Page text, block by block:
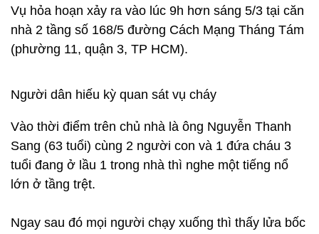
Vụ hỏa hoạn xảy ra vào lúc 9h hơn sáng 5/3 tại căn
nhà 2 tầng số 168/5 đường Cách Mạng Tháng Tám
(phường 11, quận 3, TP HCM).
Người dân hiếu kỳ quan sát vụ cháy
Vào thời điểm trên chủ nhà là ông Nguyễn Thanh
Sang (63 tuổi) cùng 2 người con và 1 đứa cháu 3
tuổi đang ở lầu 1 trong nhà thì nghe một tiếng nổ
lớn ở tầng trệt.
Ngay sau đó mọi người chạy xuống thì thấy lửa bốc